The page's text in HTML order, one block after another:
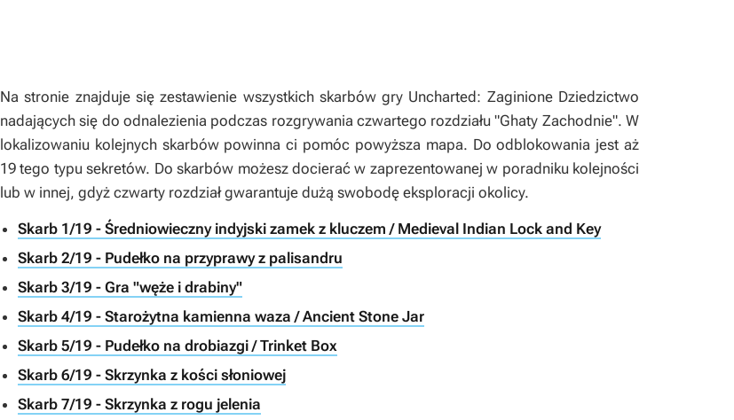
Na stronie znajduje się zestawienie wszystkich skarbów gry Uncharted: Zaginione Dziedzictwo
nadających się do odnalezienia podczas rozgrywania czwartego rozdziału "Ghaty Zachodnie". W
lokalizowaniu kolejnych skarbów powinna ci pomóc powyższa mapa. Do odblokowania jest aż
19 tego typu sekretów. Do skarbów możesz docierać w zaprezentowanej w poradniku kolejności
lub w innej, gdyż czwarty rozdział gwarantuje dużą swobodę eksploracji okolicy.
Skarb 1/19 - Średniowieczny indyjski zamek z kluczem / Medieval Indian Lock and Key
Skarb 2/19 - Pudełko na przyprawy z palisandru
Skarb 3/19 - Gra "węże i drabiny"
Skarb 4/19 - Starożytna kamienna waza / Ancient Stone Jar
Skarb 5/19 - Pudełko na drobiazgi / Trinket Box
Skarb 6/19 - Skrzynka z kości słoniowej
Skarb 7/19 - Skrzynka z rogu jelenia